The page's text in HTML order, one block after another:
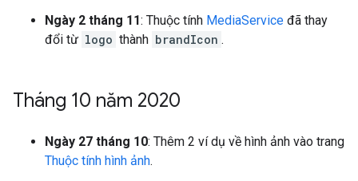
Ngày 2 tháng 11: Thuộc tính MediaService đã thay
đổi từ logo thành brandIcon .
Tháng 10 năm 2020
Ngày 27 tháng 10: Thêm 2 ví dụ về hình ảnh vào trang
Thuộc tính hình ảnh.